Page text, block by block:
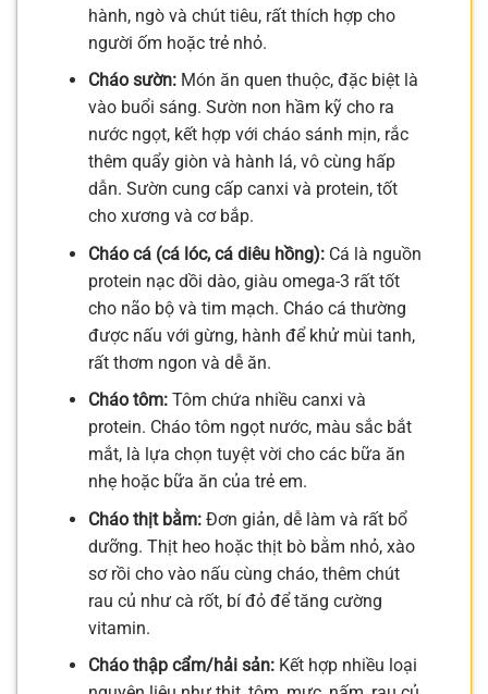
hành, ngò và chút tiêu, rất thích hợp cho
người ốm hoặc trẻ nhỏ.
Cháo sườn:Món ăn quen thuộc, đặc biệt là
vào buổi sáng. Sườn non hầm kỹ cho ra
nước ngọt, kết hợp với cháo sánh mịn, rắc
thêm quẩy giòn và hành lá, vô cùng hấp
dẫn. Sườn cung cấp canxi và protein, tốt
cho xương và cơ bắp.
Cháo cá (cá lóc, cá diêu hồng):Cá là nguồn
protein nạc dồi dào, giàu omega-3 rất tốt
cho não bộ và tim mạch. Cháo cá thường
được nấu với gừng, hành để khử mùi tanh,
rất thơm ngon và dễ ăn.
Cháo tôm:Tôm chứa nhiều canxi và
protein. Cháo tôm ngọt nước, màu sắc bắt
mắt, là lựa chọn tuyệt vời cho các bữa ăn
nhẹ hoặc bữa ăn của trẻ em.
Cháo thịt bằm:Đơn giản, dễ làm và rất bổ
dưỡng. Thịt heo hoặc thịt bò bằm nhỏ, xào
sơ rồi cho vào nấu cùng cháo, thêm chút
rau củ như cà rốt, bí đỏ để tăng cường
vitamin.
Cháo thập cẩm/hải sản:Kết hợp nhiều loại